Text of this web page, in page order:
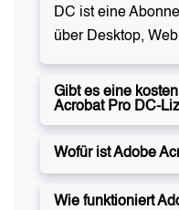
DC ist eine
über Desktop,
Gibt es eine
Acrobat Pro DC-
Wofür ist Adobe
Wie funktioniert